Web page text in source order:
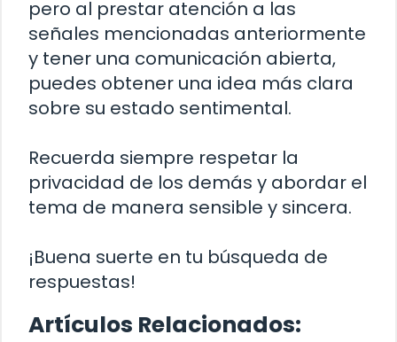
pero al prestar atención a las
señales mencionadas anteriormente
y tener una comunicación abierta,
puedes obtener una idea más clara
sobre su estado sentimental.
Recuerda siempre respetar la
privacidad de los demás y abordar el
tema de manera sensible y sincera.
¡Buena suerte en tu búsqueda de
respuestas!
Artículos Relacionados: